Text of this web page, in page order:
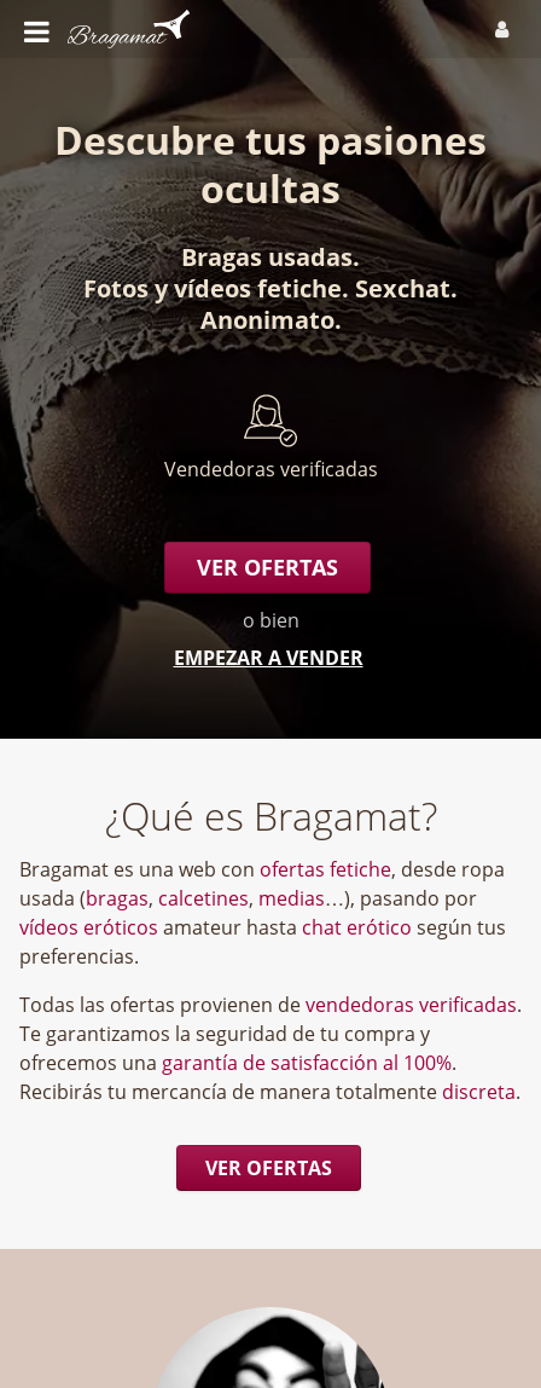
Descubre tus pasiones
ocultas
Bragas usadas.
Fotosyvídeos fetiche. Sexchat.
Anonimato.
Vendedoras verificadas
VER OFERTAS
o bien
EMPEZAR A VENDER
¿Qué es Bragamat?
Bragamat es una web con ofertas fetiche, desde ropa
usada (bragas, calcetines, medias…), pasando por
vídeos eróticos amateur hasta chat erótico según tus
preferencias.
Todas las ofertas provienen devendedoras verificadas.
Te garantizamos la seguridad de tu compra y
ofrecemos una garantía de satisfacción al 100%.
Recibirás tu mercancía de manera totalmente discreta.
VER OFERTAS